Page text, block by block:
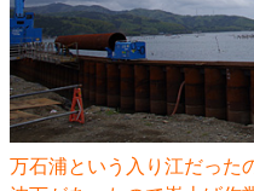
万石浦という入り江だった